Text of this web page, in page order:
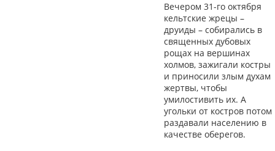
Вечером 31-го октября
кельтские жрецы –
друиды – собирались в
священных дубовых
рощах на вершинах
холмов, зажигали костры
и приносили злым духам
жертвы, чтобы
умилостивить их. А
угольки от костров потом
раздавали населению в
качестве оберегов.